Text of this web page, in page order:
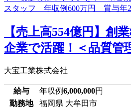
【売上高554億円】創
企業で活躍！＜品質管
大宝工業株式会社
給与 年収例6,000,000円
勤務地
福岡県 大牟田市